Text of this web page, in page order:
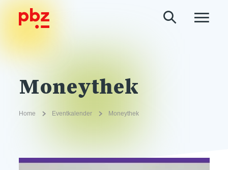
Moneythek
Home Eventkalender Moneythek